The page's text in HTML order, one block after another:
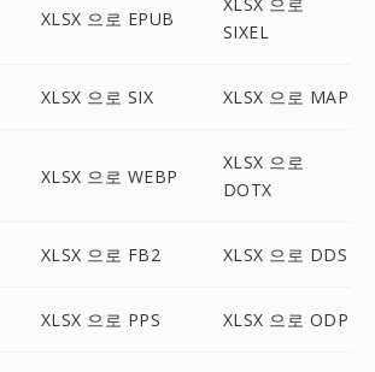
XLSX 으로 EPUB
SIXEL
XLSX 으로 SIX XLSX 으로 MAP
XLSX 으로 WEBP
XLSX 으로
DOTX
XLSX 으로 FB2 XLSX 으로 DDS
XLSX 으로 PPS XLSX 으로 ODP